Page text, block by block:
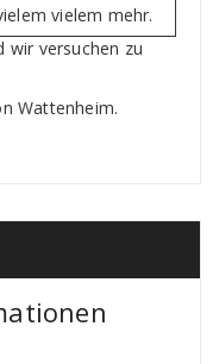
vielem mehr.
wir versuchen zu
Wattenheim.